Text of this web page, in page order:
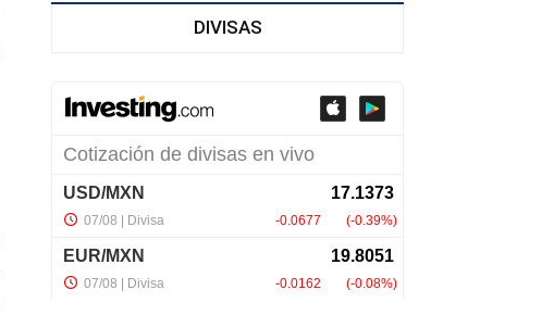
DIVISAS